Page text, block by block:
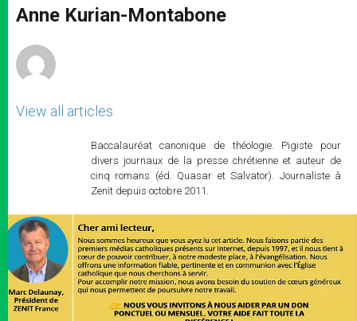
p
p
g
e
o
k
r
Anne Kurian-Montabone
View all articles
Baccalauréat canonique de théologie. Pigiste pour
divers journaux de la presse chrétienne et auteur de
cinq romans (éd. Quasar et Salvator). Journaliste à
Zenit depuis octobre 2011.